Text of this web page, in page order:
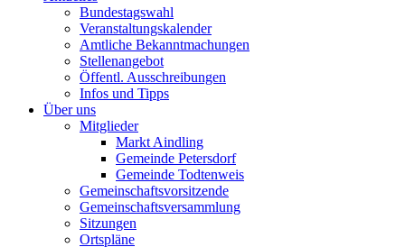
Bundestagswahl
Veranstaltungskalender
Amtliche Bekanntmachungen
Stellenangebot
Öffentl. Ausschreibungen
Infos und Tipps
Über uns
Mitglieder
Markt Aindling
Gemeinde Petersdorf
Gemeinde Todtenweis
Gemeinschaftsvorsitzende
Gemeinschaftsversammlung
Sitzungen
Ortspläne